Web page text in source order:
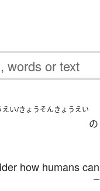
えい/きょうそんきょうえい
の
how humans can
—